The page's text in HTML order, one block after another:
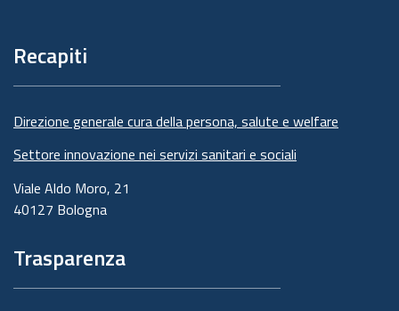
pagina
Recapiti
Direzione generale cura della persona, salute e welfare
Settore innovazione nei servizi sanitari e sociali
Viale Aldo Moro, 21
40127 Bologna
Trasparenza